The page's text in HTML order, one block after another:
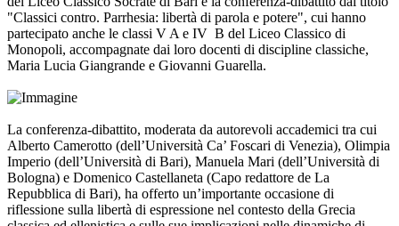
"Classici contro. Parrhesia: libertà di parola e potere", cui hanno
partecipato anche le classi V A e IV B del Liceo Classico di
Monopoli, accompagnate dai loro docenti di discipline classiche,
Maria Lucia Giangrande e Giovanni Guarella.
La conferenza-dibattito, moderata da autorevoli accademici tra cui
Alberto Camerotto (dell’Università Ca’ Foscari di Venezia), Olimpia
Imperio (dell’Università di Bari), Manuela Mari (dell’Università di
Bologna) e Domenico Castellaneta (Capo redattore de La
Repubblica di Bari), ha offerto un’importante occasione di
riflessione sulla libertà di espressione nel contesto della Grecia